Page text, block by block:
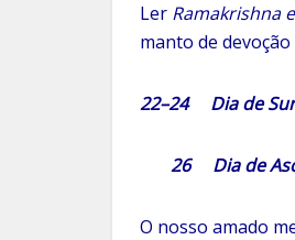
Ler Ramakrishna
manto de
22–24 Dia de
26 Dia de
O nosso amado